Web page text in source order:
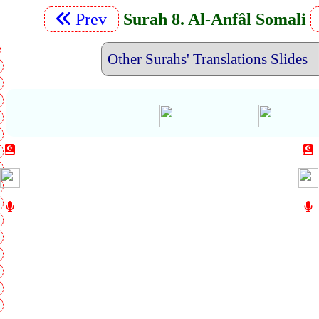
Prev Surah 8. Al-Anfâl Somali